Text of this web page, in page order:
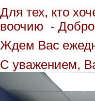
Для тех, кто
воочию - Добро
Ждем Вас
С уважением,